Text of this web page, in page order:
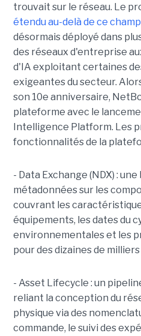
trouvait sur le réseau. Le
étendu au-delà de ce
désormais déployé dans
des réseaux d'entreprise
d'IA exploitant certaines
exigeantes du secteur.
son 10e anniversaire,
plateforme avec le
Intelligence Platform. Les
fonctionnalités de la
- Data Exchange (NDX) :
métadonnées sur les
couvrant les
équipements, les dates du
environnementales et les
pour des dizaines de
- Asset Lifecycle : un
reliant la conception du
physique via des
commande, le suivi des